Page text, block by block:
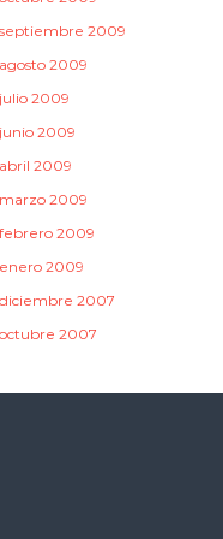
septiembre 2009
agosto 2009
julio 2009
junio 2009
abril 2009
marzo 2009
febrero 2009
enero 2009
diciembre 2007
octubre 2007